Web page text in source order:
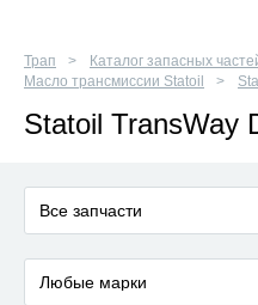
Трап Каталог запасных
Масло трансмиссии Statoil
Statoil TransWay